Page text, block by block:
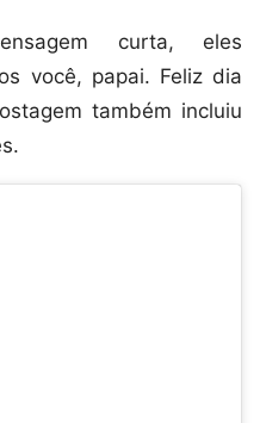
curta, eles
você, papai. Feliz dia
também incluiu